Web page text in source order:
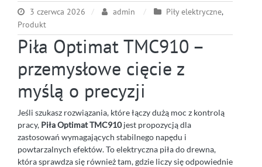
3 czerwca 2026 admin Piły elektryczne,
Produkt
Piła Optimat TMC910 –
przemysłowe cięcie z
myślą o precyzji
Jeśli szukasz rozwiązania, które łączy dużą moc z kontrolą
pracy, Piła Optimat TMC910jest propozycją dla
zastosowań wymagających stabilnego napędu i
powtarzalnych efektów. To elektryczna piła do drewna,
która sprawdza się również tam, gdzie liczy się odpowiednie